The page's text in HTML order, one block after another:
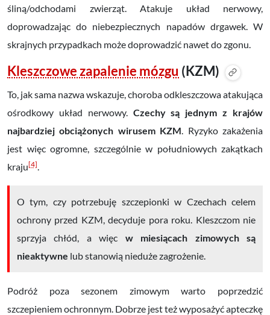
śliną/odchodami zwierząt. Atakuje układ nerwowy,
doprowadzając do niebezpiecznych napadów drgawek. W
skrajnych przypadkach może doprowadzić nawet do zgonu.
Kleszczowe zapalenie mózgu (KZM)
To, jak sama nazwa wskazuje, choroba odkleszczowa atakująca
ośrodkowy układ nerwowy. Czechy są jednym z krajów
najbardziej obciążonych wirusem KZM . Ryzyko zakażenia
jest więc ogromne, szczególnie w południowych zakątkach
kraju[4]
O tym, czy potrzebuję szczepionki w Czechach celem
ochrony przed KZM, decyduje pora roku. Kleszczom nie
sprzyja chłód, a więc w miesiącach zimowych są
nieaktywne lub stanowią nieduże zagrożenie.
Podróż poza sezonem zimowym warto poprzedzić
szczepieniem ochronnym. Dobrze jest też wyposażyć apteczkę